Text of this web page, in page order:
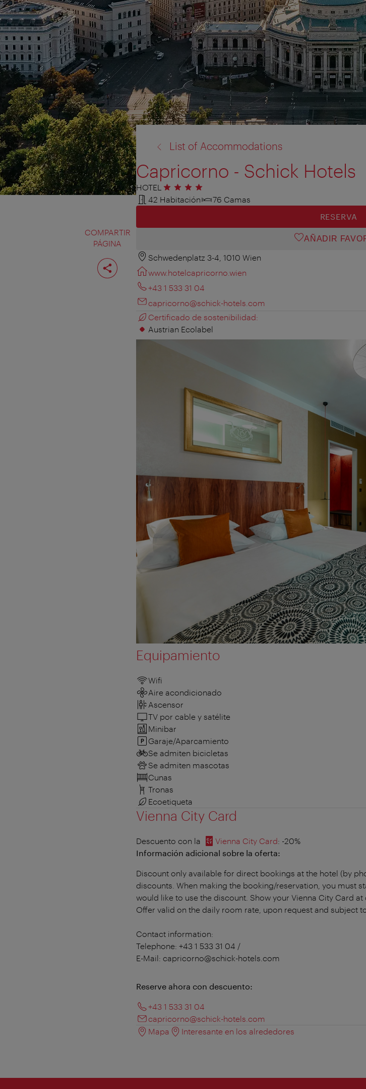
COMPARTIR
PÁGINA
Compartir
página
List of Accommodations
Capricorno - Schick Hotels
HOTEL 4 estrellas
42 Habitación
76 Camas
RESERVA
AÑADIR
Schwedenplatz 3-4, 1010 Wien
www.hotelcapricorno.wien
+43 1 533 31 04
capricorno@schick-hotels.com
Certificado de sostenibilidad:
Austrian Ecolabel
Equipamiento
Wifi
Aire acondicionado
Ascensor
TV por cable y satélite
Minibar
Garaje/Aparcamiento
Se admiten bicicletas
Se admiten mascotas
Cunas
Tronas
Ecoetiqueta
Vienna City Card
Descuento con la Vienna City Card: -20%
Información adicional sobre la oferta:
Discount only available for direct bookings at the hotel (by
discounts. When making the booking/reservation, you must
would like to use the discount. Show your Vienna City Card at
Offer valid on the daily room rate, upon request and subject
Contact information:
Telephone: +43 1 533 31 04 /
E-Mail: capricorno@schick-hotels.com
Reserve ahora con descuento:
+43 1 533 31 04
capricorno@schick-hotels.com
Mapa
Interesante en los alrededores